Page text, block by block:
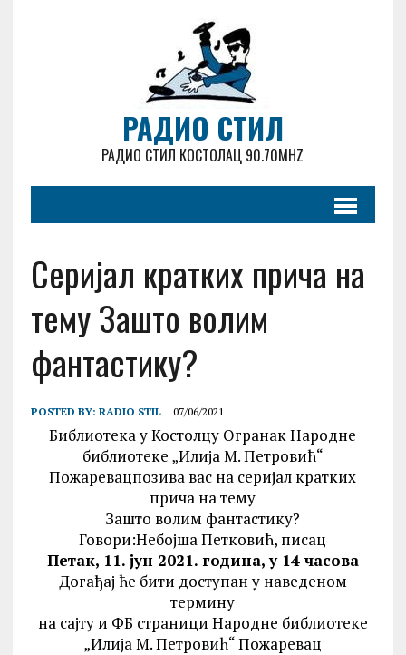
РАДИО СТИЛ
РАДИО СТИЛ КОСТОЛАЦ 90.70MHZ
Серијал кратких прича на
тему Зашто волим
фантастику?
POSTED BY: RADIO STIL 07/06/2021
Библиотека у Костолцу Огранак Народне
библиотеке „Илија М. Петровић“
Пожаревацпозива вас на серијал кратких
прича на тему
Зашто волим фантастику?
Говори:Небојша Петковић, писац
Петак, 11. јун 2021. година, у 14 часова
Догађај ће бити доступан у наведеном
термину
на сајту и ФБ страници Народне библиотеке
„Илија М. Петровић“ Пожаревац